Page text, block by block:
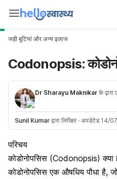
जड़ी बूटियां और अन्य इलाज
Codonopsis:
Dr Sharayu Maknikar के द्वारा
Sunil Kumar द्वारा लिखित · अपडेटेड 14/
परिचय
कोडोनोपसिस (Codonopsis) क्या
कोडोनोपसिस एक औषधिय पौधा है,